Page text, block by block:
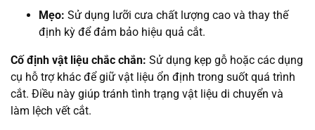
Mẹo: Sử dụng lưỡi cưa chất lượng cao và thay thế
định kỳ để đảm bảo hiệu quả cắt.
Cố định vật liệu chắc chắn: Sử dụng kẹp gỗ hoặc các dụng
cụ hỗ trợ khác để giữ vật liệu ổn định trong suốt quá trình
cắt. Điều này giúp tránh tình trạng vật liệu di chuyển và
làm lệch vết cắt.